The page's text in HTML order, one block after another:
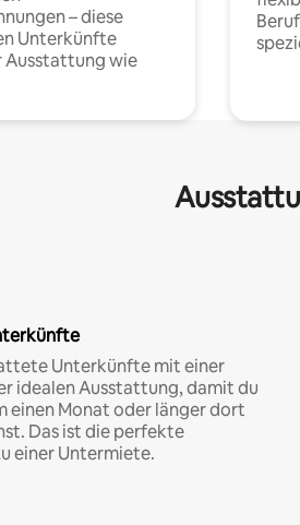
– diese
Unterkünfte
Ausstattung wie
Unterkünfte mit einer
idealen Ausstattung, damit du
einen Monat oder länger dort
Das ist die perfekte
einer Untermiete.